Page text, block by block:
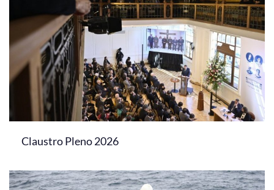
Claustro Pleno 2026